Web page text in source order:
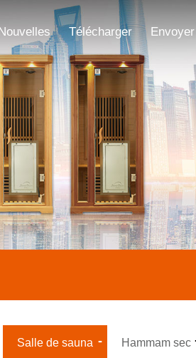
Télécharger
Salle de sauna Hammam sec